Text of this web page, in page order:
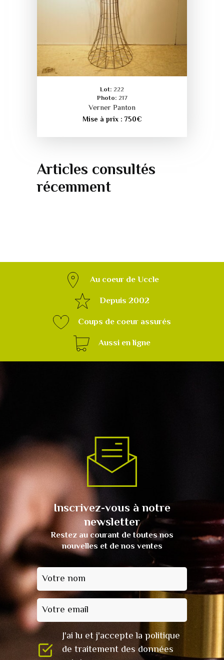
Lot: 222
Photo: 217
Verner Panton
Mise à prix : 750€
Articles consultés
récemment
Au coeur de Uccle
Depuis 2002
Coups de coeur assurés
Aussi en ligne
Inscrivez-vous à notre
newsletter
Restez au courant de toutes nos
nouvelles et de nos ventes
Votre nom
Votre email
J'ai lu et j'accepte la politique
de traitement des données